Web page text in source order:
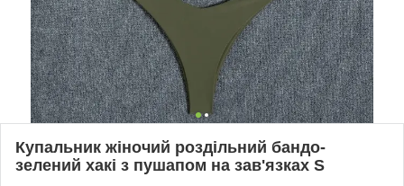
Купальник жіночий роздільний бандо-
зелений хакі з пушапом на зав'язках S